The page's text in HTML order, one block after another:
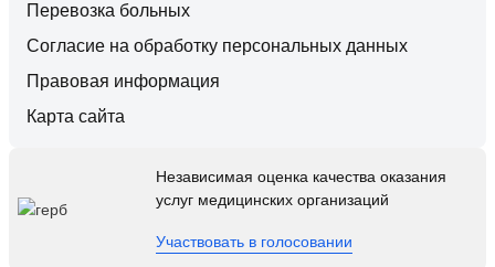
Перевозка больных
Согласие на обработку персональных данных
Правовая информация
Карта сайта
Независимая оценка качества оказания
услуг медицинских организаций
Участвовать в голосовании